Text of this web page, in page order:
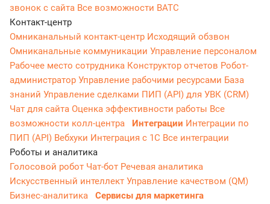
звонок с сайта Все возможности ВАТС
Контакт-центр
Омниканальный контакт-центр Исходящий обзвон
Омниканальные коммуникации Управление персоналом
Рабочее место сотрудника Конструктор отчетов Робот-
администратор Управление рабочими ресурсами База
знаний Управление сделками ПИП (API) для УВК (CRM)
Чат для сайта Оценка эффективности работы Все
возможности колл-центра
Интеграции Интеграции по
ПИП (API) Вебхуки Интеграция с 1С Все интеграции
Роботы и аналитика
Голосовой робот Чат-бот Речевая аналитика
Искусственный интеллект Управление качеством (QM)
Бизнес-аналитика
Сервисы для маркетинга